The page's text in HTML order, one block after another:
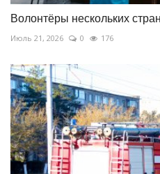
Волонтёры нескольких
Июль 21, 2026 0 176